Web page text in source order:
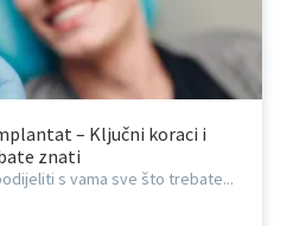
– Ključni koraci i
znati
s vama sve što trebate...